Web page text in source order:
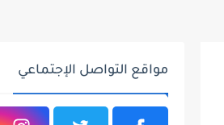
مواقع التواصل الإجتماعي